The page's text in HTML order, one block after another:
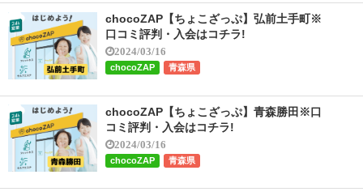
chocoZAP【ちょこざっぷ】弘前土手町※
口コミ評判・入会はコチラ!
2024/03/16
chocoZAP 青森県
chocoZAP【ちょこざっぷ】青森勝田※口
コミ評判・入会はコチラ!
2024/03/16
chocoZAP 青森県